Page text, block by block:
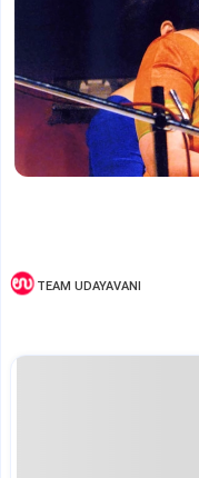
TEAM UDAYAVANI